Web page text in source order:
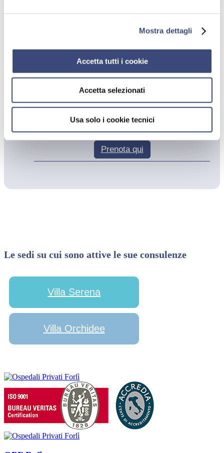
Mostra dettagli
Accetta tutti i cookie
Accetta selezionati
Usa solo i cookie tecnici
VISITA ORTOPEDICA
Prenota qui
VISITA ORTOPEDICA DI CONTROLLO
Prenota qui
Prenota qui
Le sedi su cui sono attive le sue consulenze
Villa Serena
Villa Orchidee